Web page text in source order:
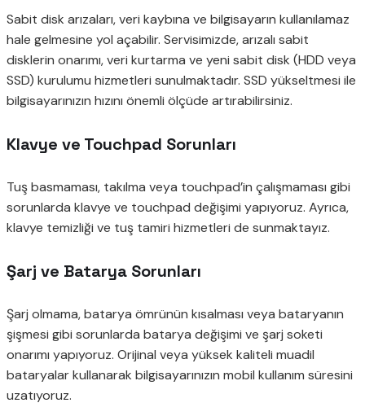
Sabit disk arızaları, veri kaybına ve bilgisayarın kullanılamaz
hale gelmesine yol açabilir. Servisimizde, arızalı sabit
disklerin onarımı, veri kurtarma ve yeni sabit disk (HDD veya
SSD) kurulumu hizmetleri sunulmaktadır. SSD yükseltmesi ile
bilgisayarınızın hızını önemli ölçüde artırabilirsiniz.
Klavye ve Touchpad Sorunları
Tuş basmaması, takılma veya touchpad’in çalışmaması gibi
sorunlarda klavye ve touchpad değişimi yapıyoruz. Ayrıca,
klavye temizliği ve tuş tamiri hizmetleri de sunmaktayız.
Şarj ve Batarya Sorunları
Şarj olmama, batarya ömrünün kısalması veya bataryanın
şişmesi gibi sorunlarda batarya değişimi ve şarj soketi
onarımı yapıyoruz. Orijinal veya yüksek kaliteli muadil
bataryalar kullanarak bilgisayarınızın mobil kullanım süresini
uzatıyoruz.